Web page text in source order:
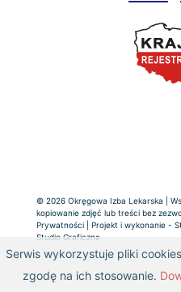
© 2026 Okręgowa Izba Lekarska |
kopiowanie zdjęć lub treści bez
Prywatności | Projekt i wykonanie -
Studio Graficzne
Serwis wykorzystuje pliki
zgodę na ich stosowanie.